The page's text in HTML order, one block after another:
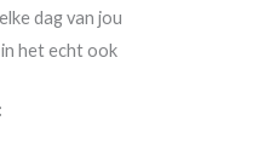
dag van jou
het echt ook